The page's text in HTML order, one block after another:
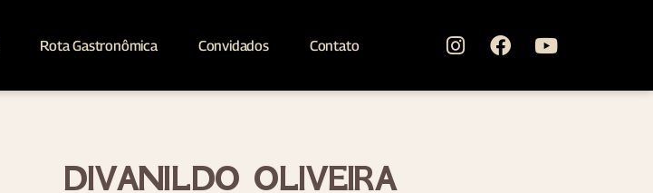
Rota Gastronômica Convidados Contato
DIVANILDO OLIVEIRA